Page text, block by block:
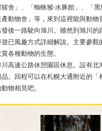
舍」、「蜘蛛猴‧水豚館」、「
動物舍」等，來到這裡能與動物
後一路駛向旭川。雖然到旭川
已風趣方式詳細解說。主要參
各種動物的生態。
川高速公路休憩園區休息。設有
。回程可以在札幌大通附近的
物相見吧。